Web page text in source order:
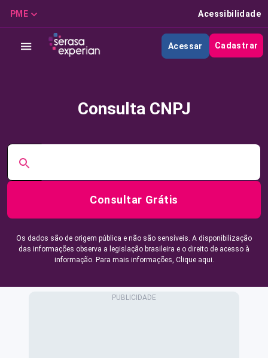
PME Acessibilidade
Acessar Cadastrar
Consulta CNPJ
Consultar Grátis
Os dados são de origem pública e não são sensíveis. A disponibilização
das informações observa a legislação brasileira e o direito de acesso à
informação. Para mais informações, Clique aqui.